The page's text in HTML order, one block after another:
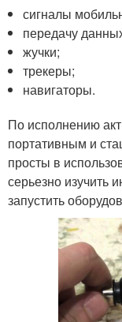
сигналы
передачу
жучки;
трекеры;
навигаторы.
По исполнению
портативным и
просты в
серьезно изучить
запустить